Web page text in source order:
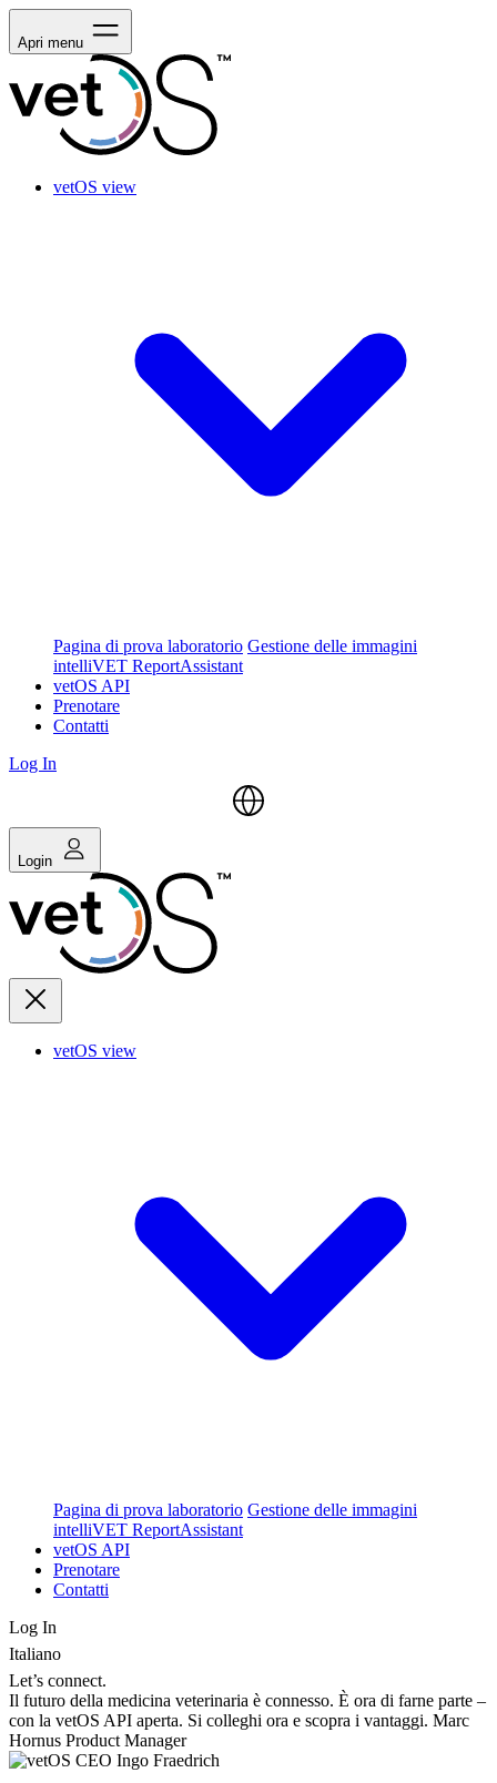
Apri menu
vetOS view
Pagina di prova laboratorio Gestione delle immagini
intelliVET ReportAssistant
vetOS API
Prenotare
Contatti
Log In
Login
vetOS view
Pagina di prova laboratorio Gestione delle immagini
intelliVET ReportAssistant
vetOS API
Prenotare
Contatti
Log In
Italiano
Let’s connect.
Il futuro della medicina veterinaria è connesso. È ora di farne parte –
con la vetOS API aperta. Si colleghi ora e scopra i vantaggi. Marc
Hornus Product Manager